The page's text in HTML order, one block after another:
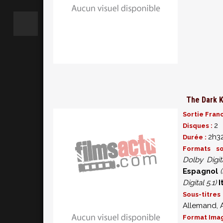
- photos du plateau
The Dark
Sortie
Disques : 2
Durée :
Formats
Dolby
Espagnol
Digital 5.1)
Sous-
Allemand,
Format